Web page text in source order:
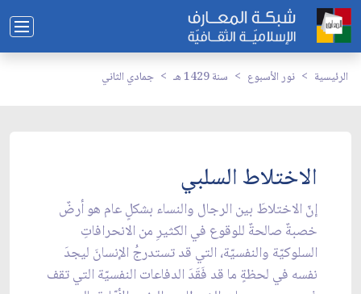
الرئيسية نور الأسبوع سنة 1429 هـ جمادي الثاني
الاختلاط السلبي
إنّ الاختلاطَ بين الرجال والنساء بشكلٍ عام هو أرضٌ
خصبةٌ صالحةٌ للوقوع في الكثيرِ من الانحرافاتِ
السلوكيّة والنفسيّة، التي قد تستدرجُ الإنسانَ ليجدَ
نفسه في لحظةٍ ما قد فَقَدَ الدفاعات النفسيّة التي تقف